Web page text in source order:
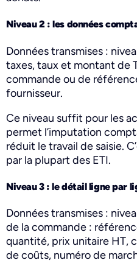
Niveau 2 : les données
Données transmises :
taxes, taux et montant de
commande ou de
fournisseur.
Ce niveau suffit pour les
permet l’imputation
réduit le travail de saisie.
par la plupart des ETI.
Niveau 3 : le détail ligne par
Données transmises :
de la commande :
quantité, prix unitaire HT,
de coûts, numéro de